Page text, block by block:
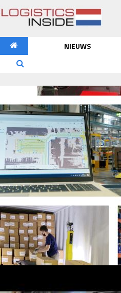
NIEUWS